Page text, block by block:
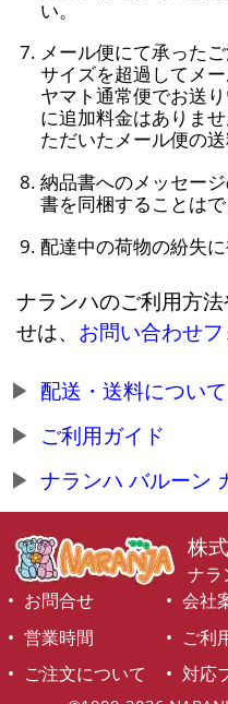
い。
メール便にて承った
サイズを超過してメ
ヤマト通常便でお送
に追加料金はありま
ただいたメール便の
納品書へのメッセー
書を同梱することはで
配達中の荷物の紛失
ナランハのご利用方
せは、 お問い合わせ
配送・送料について
ご利用ガイド
ナランハ バルーン
株
ナラ
お問合せ
会社
営業時間
ご利
ご注文について
対応